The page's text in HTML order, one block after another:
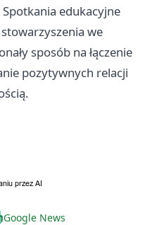
edukacyjne
we
sposób na łączenie
pozytywnych relacji
Google News